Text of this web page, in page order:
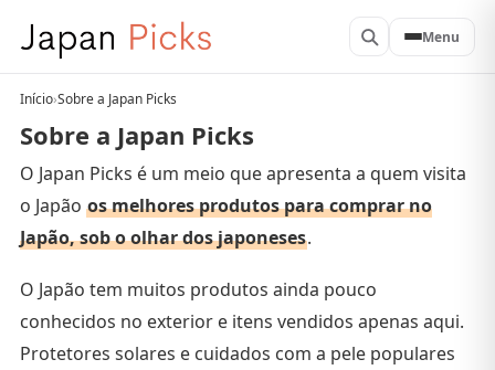
Menu
Início›Sobre a Japan Picks
Sobre a Japan Picks
O Japan Picks é um meio que apresenta a quem visita
o Japão os melhores produtos para comprar no
Japão, sob o olhar dos japoneses.
O Japão tem muitos produtos ainda pouco
conhecidos no exterior e itens vendidos apenas aqui.
Protetores solares e cuidados com a pele populares